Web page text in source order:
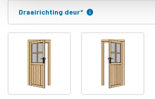
Draairichting deur*